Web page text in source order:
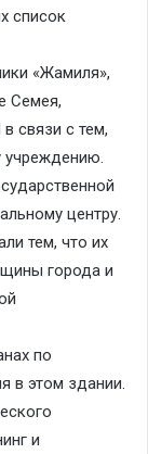
список
«Жамиля»,
Семея,
связи с тем,
учреждению.
центру.
тем, что их
города и
по
в этом здании.
и